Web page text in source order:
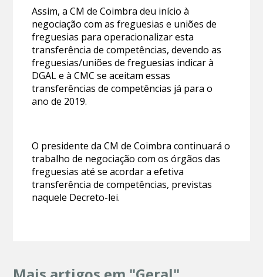
Assim, a CM de Coimbra deu início à
negociação com as freguesias e uniões de
freguesias para operacionalizar esta
transferência de competências, devendo as
freguesias/uniões de freguesias indicar à
DGAL e à CMC se aceitam essas
transferências de competências já para o
ano de 2019.
O presidente da CM de Coimbra continuará o
trabalho de negociação com os órgãos das
freguesias até se acordar a efetiva
transferência de competências, previstas
naquele Decreto-lei.